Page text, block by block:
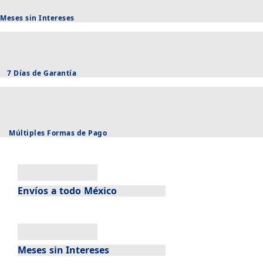
Meses sin Intereses
7 Días de Garantía
Múltiples Formas de Pago
Envíos a todo México
Meses sin Intereses